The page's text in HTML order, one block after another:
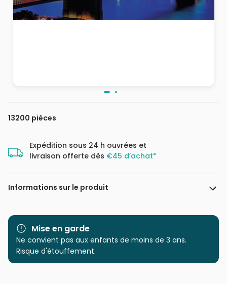
13200 pièces
Expédition sous 24 h ouvrées et
livraison offerte dès €45 d’achat*
Informations sur le produit
Marque
Clementoni, le Puzzle
Catégorie
Mise en garde
Ne convient pas aux enfants de moins de 3 ans.
Risque d'étouffement.